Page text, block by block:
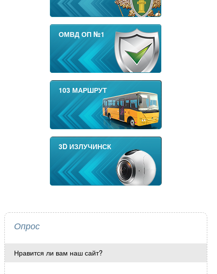
ОМВД ОП №1
103 МАРШРУТ
3D ИЗЛУЧИНСК
Опрос
Нравится ли вам наш сайт?